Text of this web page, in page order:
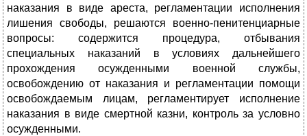
наказания в виде ареста, регламентации исполнения
лишения свободы, ре­шаются военно-пенитенциарные
вопросы: содержится процедура, отбывания
специальных наказаний в условиях дальнейшего
прохождения осужденными военной службы,
освобождению от наказания и регламен­тации помощи
освобождаемым лицам, регла­ментирует исполнение
наказания в виде смертной казни, контроль за ус­ловно
осужденными.